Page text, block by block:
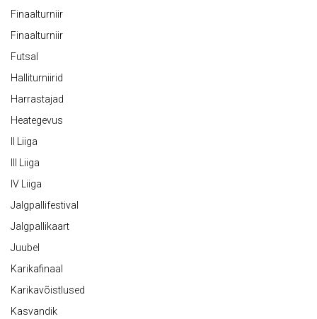
Finaalturniir
Finaalturniir
Futsal
Halliturniirid
Harrastajad
Heategevus
II Liiga
III Liiga
IV Liiga
Jalgpallifestival
Jalgpallikaart
Juubel
Karikafinaal
Karikavõistlused
Kasvandik